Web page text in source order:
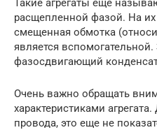
расщепленной фазой. На их
смещенная обмотка
является
фазосдвигающий
Очень важно обращать
характеристиками
провода, это еще не